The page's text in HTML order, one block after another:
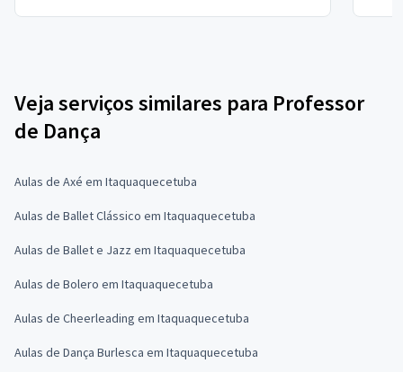
Veja serviços similares para Professor
de Dança
Aulas de Axé em Itaquaquecetuba
Aulas de Ballet Clássico em Itaquaquecetuba
Aulas de Ballet e Jazz em Itaquaquecetuba
Aulas de Bolero em Itaquaquecetuba
Aulas de Cheerleading em Itaquaquecetuba
Aulas de Dança Burlesca em Itaquaquecetuba